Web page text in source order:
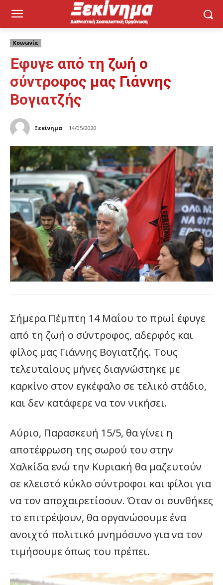
Κοινωνία
Έφυγε από τη ζωή ο
σύντροφος μας Γιάννης
Βογιατζής
Ξεκίνημα 14/05/2020
Σήμερα Πέμπτη 14 Μαΐου το πρωί έφυγε
από τη ζωή ο σύντροφος, αδερφός και
φίλος μας Γιάννης Βογιατζής. Τους
τελευταίους μήνες διαγνώστηκε με
καρκίνο στον εγκέφαλο σε τελικό στάδιο,
και δεν κατάφερε να τον νικήσει.
Αύριο, Παρασκευή 15/5, θα γίνει η
αποτέφρωση της σωρού του στην
Χαλκίδα ενώ την Κυριακή θα μαζευτούν
σε κλειστό κύκλο σύντροφοι και φίλοι για
να τον αποχαιρετίσουν. Όταν οι συνθήκες
το επιτρέψουν, θα οργανώσουμε ένα
ανοιχτό πολιτικό μνημόσυνο για να τον
τιμήσουμε όπως του πρέπει.